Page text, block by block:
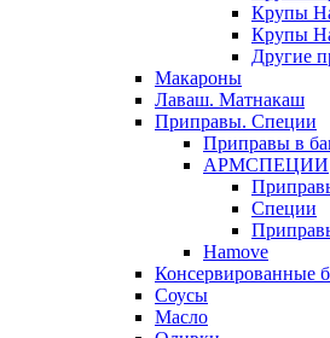
Крупы
Крупы
Другие
Макароны
Лаваш. Матнакаш
Приправы. Специи
Приправы в
АРМСПЕЦИИ
Специи
Hamove
Консервированные
Соусы
Масло